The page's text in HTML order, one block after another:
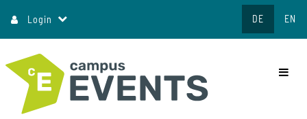
zum
Inhalt
Login DE EN